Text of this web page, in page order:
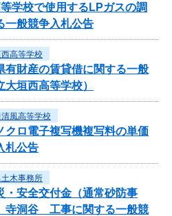
学校で使用するLPガスの調
一般競争入札公告
西高等学校
有財産の賃貸借に関する一般
垣西高等学校）
風高等学校
ロ電子複写機複写料の単価
札公告
木事務所
安全交付金（通常砂防事
寺洞谷 工事に関する一般競